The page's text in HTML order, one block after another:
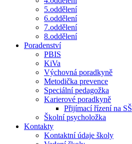
5.oddělení
6.oddělení
7.oddělení
8.oddělení
Poradenství
PBIS
KiVa
Výchovná poradkyně
Metodička prevence
Speciální pedagožka
Karierové poradkyně
Přijímací řízení na SŠ
Školní psycholožka
Kontakty
Kontaktní údaje školy